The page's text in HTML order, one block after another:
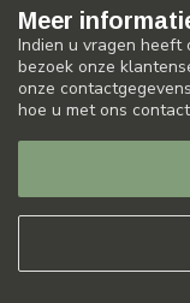
Meer
Indien u vragen heeft
bezoek onze
onze
hoe u met ons